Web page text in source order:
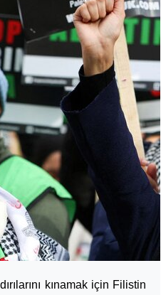
kınamak için Filistin